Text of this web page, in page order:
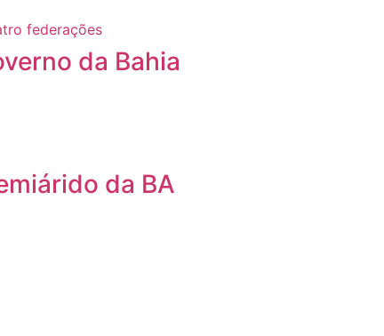
da Bahia
da BA